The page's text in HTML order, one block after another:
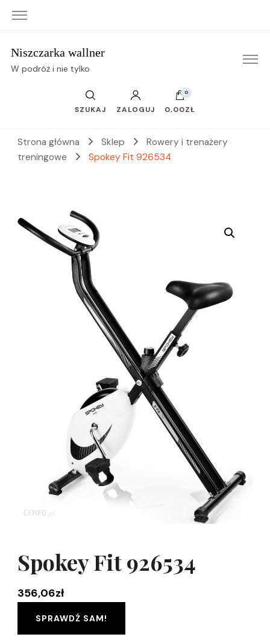
Niszczarka wallner
W podróż i nie tylko
SZUKAJ ZALOGUJ
0
0,00ZŁ
Strona główna Sklep
Rowery i trenażery
treningowe
Spokey Fit 926534
Spokey Fit 926534
356,06zł
SPRAWDŹ SAM!